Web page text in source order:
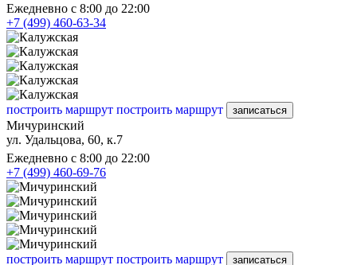
Ежедневно с 8:00 до 22:00
+7 (499) 460-63-34
построить маршрут построить маршрут записаться
Мичуринский
ул. Удальцова, 60, к.7
Ежедневно с 8:00 до 22:00
+7 (499) 460-69-76
построить маршрут построить маршрут записаться